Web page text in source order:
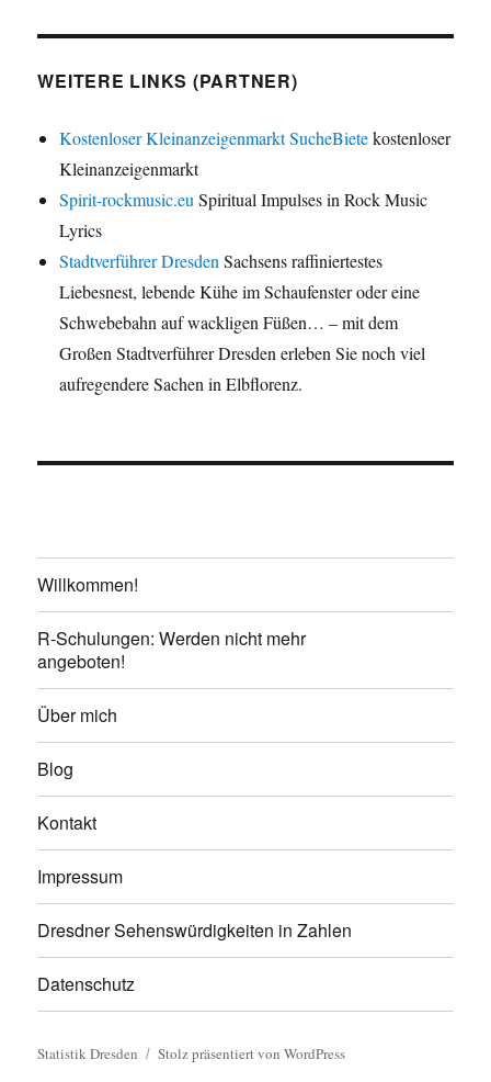
WEITERE LINKS (PARTNER)
Kostenloser Kleinanzeigenmarkt SucheBietekostenloser
Kleinanzeigenmarkt
Spirit-rockmusic.eu Spiritual Impulses in Rock Music
Lyrics
Stadtverführer Dresden Sachsens raffiniertestes
Liebesnest, lebende Kühe im Schaufenster oder eine
Schwebebahn auf wackligen Füßen… – mit dem
Großen Stadtverführer Dresden erleben Sie noch viel
aufregendere Sachen in Elbflorenz.
Willkommen!
R-Schulungen: Werden nicht mehr
angeboten!
Über mich
Blog
Kontakt
Impressum
Dresdner Sehenswürdigkeiten in Zahlen
Datenschutz
Statistik Dresden Stolz präsentiert von WordPress